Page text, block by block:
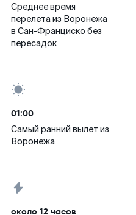
Среднее время
перелета из Воронежа
в Сан-Франциско без
пересадок
01:00
Самый ранний вылет из
Воронежа
около 12 часов